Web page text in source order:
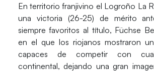
En territorio franjivino el Logroño La
una victoria (26-25) de mérito
siempre favoritos al título, Füchse
en el que los riojanos mostraron
capaces de competir con
continental, dejando una gran